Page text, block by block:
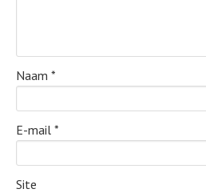
Naam *
E-mail *
Site